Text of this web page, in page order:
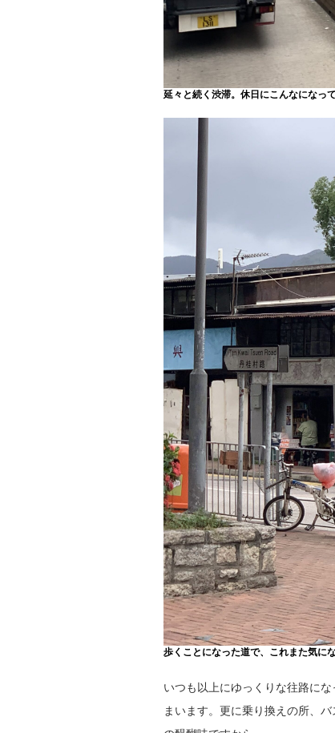
延々と続く渋滞。休日にこんなになっ
歩くことになった道で、これまた気に
いつも以上にゆっくりな往路に
まいます。更に乗り換えの所、